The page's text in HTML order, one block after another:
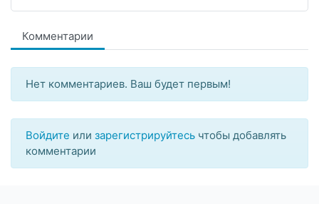
Комментарии
Нет комментариев. Ваш будет первым!
Войдите или зарегистрируйтесь чтобы добавлять
комментарии